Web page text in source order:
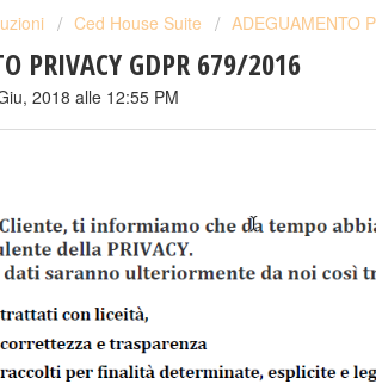
Ced House Suite ADEGUAMENTO
PRIVACY GDPR 679/2016
2018 alle 12:55 PM